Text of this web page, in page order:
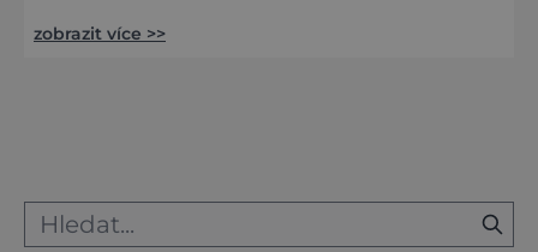
Židlochovicích se stal střediskem lovu, kam
honitbám daleko. Stávala tu jen vodní tvrz
na takzvané jan
zobrazit více >>